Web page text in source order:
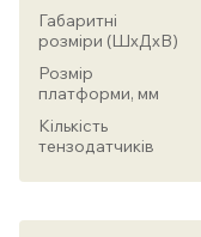
Габаритні
розміри (ШхДхВ)
Розмір
платформи, мм
Кількість
тензодатчиків